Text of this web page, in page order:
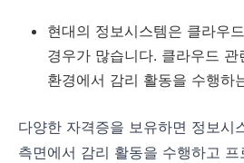
현대의 정보시스템은 클라우
경우가 많습니다. 클라우드
환경에서 감리 활동을 수행하
다양한 자격증을 보유하면 정보시
측면에서 감리 활동을 수행하고